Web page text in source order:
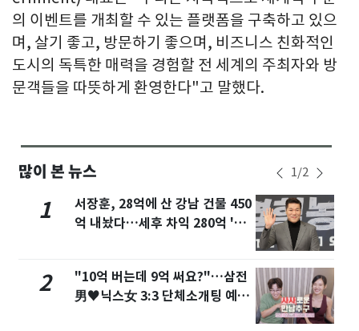
의 이벤트를 개최할 수 있는 플랫폼을 구축하고 있으
며, 살기 좋고, 방문하기 좋으며, 비즈니스 친화적인
도시의 독특한 매력을 경험할 전 세계의 주최자와 방
문객들을 따뜻하게 환영한다"고 말했다.
많이 본 뉴스 1/2
1
서장훈, 28억에 산 강남 건물 450
억 내놨다…세후 차익 280억 '잭
2
"10억 버는데 9억 써요?"…삼전
男♥닉스女 3:3 단체소개팅 예능